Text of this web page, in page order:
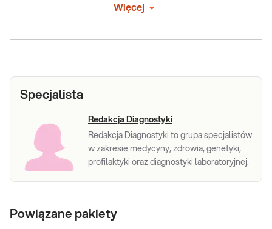
Więcej
Specjalista
Redakcja Diagnostyki
Redakcja Diagnostyki to grupa specjalistów
w zakresie medycyny, zdrowia, genetyki,
profilaktyki oraz diagnostyki laboratoryjnej.
Powiązane pakiety